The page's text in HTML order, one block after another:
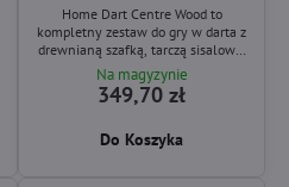
Home Dart Centre Wood to
kompletny zestaw do gry w darta z
drewnianą szafką, tarczą sisalową,
sześcioma lotkami steel tip oraz
akcesoriami do natychmiastowej
gry. Idealny do domu i rekreacyjnej
Na magyzynie
349,70 zł
Do Koszyka